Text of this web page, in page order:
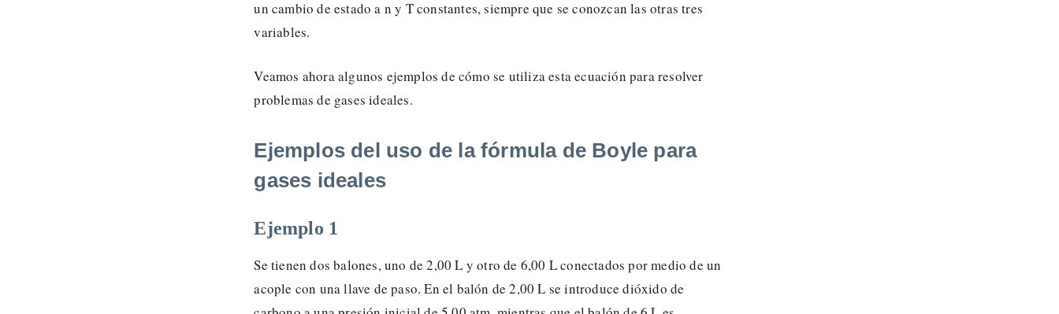
un cambio de estado a n y T constantes, siempre que se conozcan las otras tres
variables.
Veamos ahora algunos ejemplos de cómo se utiliza esta ecuación para resolver
problemas de gases ideales.
Ejemplos del uso de la fórmula de Boyle para
gases ideales
Ejemplo 1
Se tienen dos balones, uno de 2,00 L y otro de 6,00 L conectados por medio de un
acople con una llave de paso. En el balón de 2,00 L se introduce dióxido de